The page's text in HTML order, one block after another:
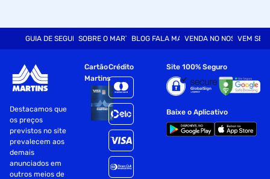
GUIA DE SEGURANÇASOBRE O MARTINSBLOG FALA MARTVENDA NO NOSSO SITE
VEM SER
Destacamos que
os preços
previstos no site
prevalecem aos
demais
anunciados em
outros meios de
Cartão
Martins
Crédito Site 100% Seguro
Baixe o Aplicativo